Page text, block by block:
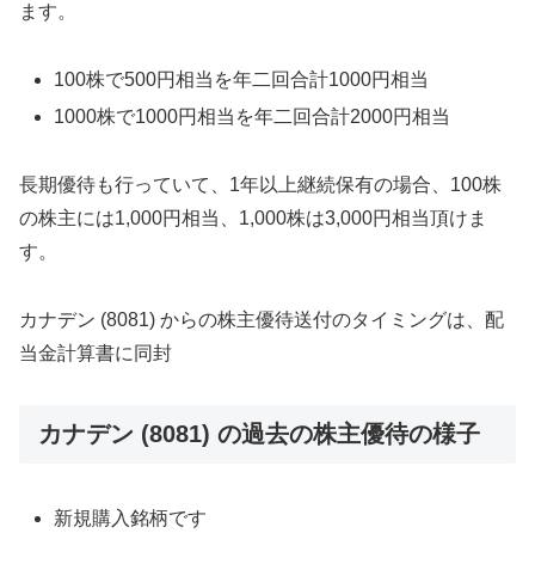
ます。
100株で500円相当を年二回合計1000円相当
1000株で1000円相当を年二回合計2000円相当
長期優待も行っていて、1年以上継続保有の場合、100株
の株主には1,000円相当、1,000株は3,000円相当頂けま
す。
カナデン (8081) からの株主優待送付のタイミングは、配
当金計算書に同封
カナデン (8081) の過去の株主優待の様子
新規購入銘柄です